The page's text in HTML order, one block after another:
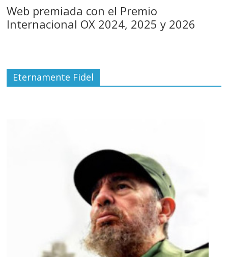
Web premiada con el Premio
Internacional OX 2024, 2025 y 2026
Eternamente Fidel